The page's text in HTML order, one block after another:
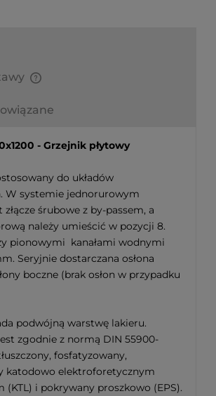
od wagi i gabarytu
się w nim znajdują.
- Grzejnik płytowy
do układów
W systemie jednorurowym
złącze śrubowe z by-passem, a
należy umieścić w pozycji 8.
pionowymi kanałami wodnymi
Seryjnie dostarczana osłona
boczne (brak osłon w przypadku
podwójną warstwę lakieru.
zgodnie z normą DIN 55900-
fosfatyzowany,
katodowo elektroforetycznym
(KTL) i pokrywany proszkowo (EPS).